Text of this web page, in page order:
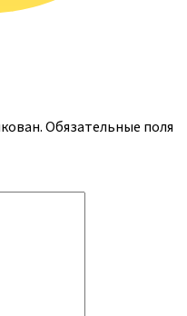
Обязательные поля